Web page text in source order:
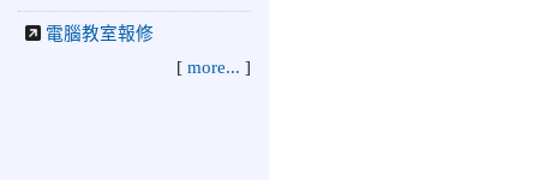
電腦教室報修
[ more... ]